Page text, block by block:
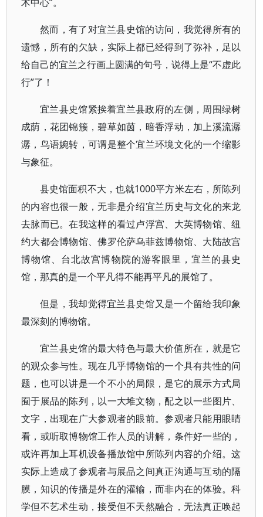
然而，有了对宜兰县史馆的访问，我觉得所有的
遗憾，所有的欠缺，实际上都已经得到了弥补，足以
给自己的宜兰之行画上圆满的句号，说得上是“不虚此
行”了！
宜兰县史馆紧挨着宜兰县政府的左侧，周围绿树
成荫，花团锦簇，碧草如茵，暗香浮动，加上溪流潺
潺，鸟语婉转，可谓是整个宜兰环境文化的一个缩影
与象征。
县史馆面积不大，也就1000平方米左右，所陈列
的内容也很一般，无非是介绍宜兰历史与文化的来龙
去脉而已。在我这样的看过卢浮宫、大英博物馆、纽
约大都会博物馆、佛罗伦萨乌菲兹博物馆、大陆故宫
博物馆、台北故宫博物院的游客眼里，宜兰的县史
馆，那真的是一个平凡得不能再平凡的展馆了。
但是，我却觉得宜兰县史馆又是一个留给我印象
最深刻的博物馆。
宜兰县史馆的最大特色与最大价值所在，就是它
的观众参与性。现在几乎博物馆的一个具有共性的问
题，也可以讲是一个不小的局限，是它的展示方式局
囿于展品的陈列，以一大堆文物，配之以一些图片、
文字，出现在广大参观者的眼前。参观者只能用眼睛
看，或听取博物馆工作人员的讲解，条件好一些的，
或许再加上耳机设备播放馆中所陈列内容的介绍。这
实际上造成了参观者与展品之间真正沟通与互动的隔
膜，知识的传播是外在的灌输，而非内在的体验。科
学但不艺术生动，接受但不天然融合，无法真正唤起